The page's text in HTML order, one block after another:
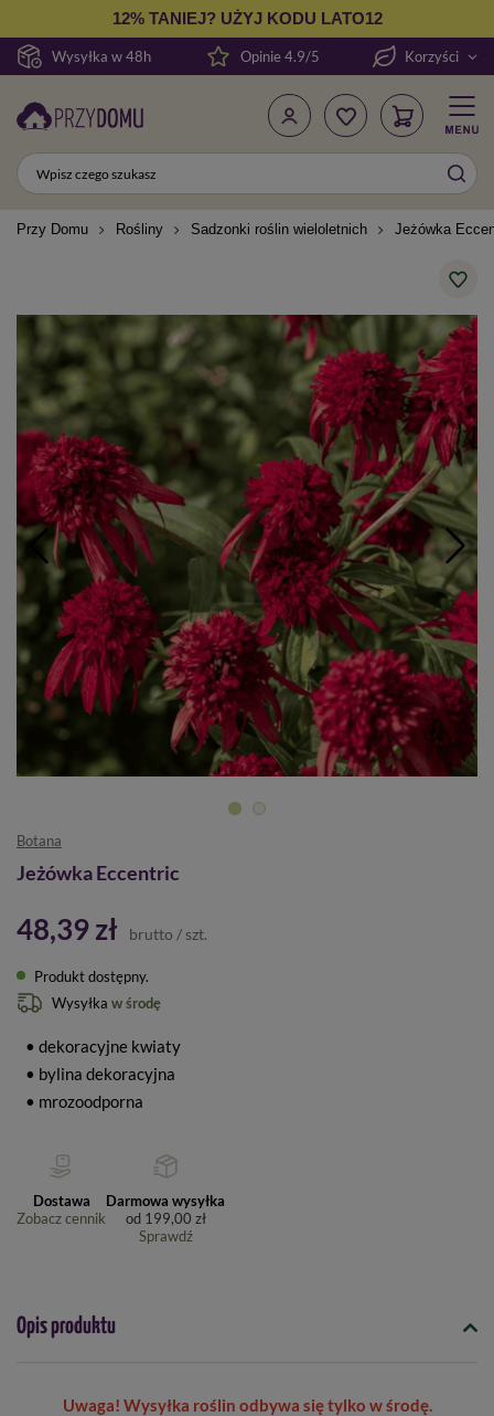
Wysyłka w 48h
12% TANIEJ? UŻYJ KODU LATO12
Opinie 4.9/5 Korzyści
Przy Domu Rośliny Sadzonki roślin wieloletnich Jeżówka
Botana
Jeżówka Eccentric
48,39 zł brutto / szt.
Produkt dostępny
Wysyłka w środę
• dekoracyjne kwiaty
• bylina dekoracyjna
• mrozoodporna
Dostawa
Zobacz cennik
Darmowa wysyłka
od 199,00 zł
Sprawdź
Opis produktu
Uwaga! Wysyłka roślin odbywa się tylko w środę.